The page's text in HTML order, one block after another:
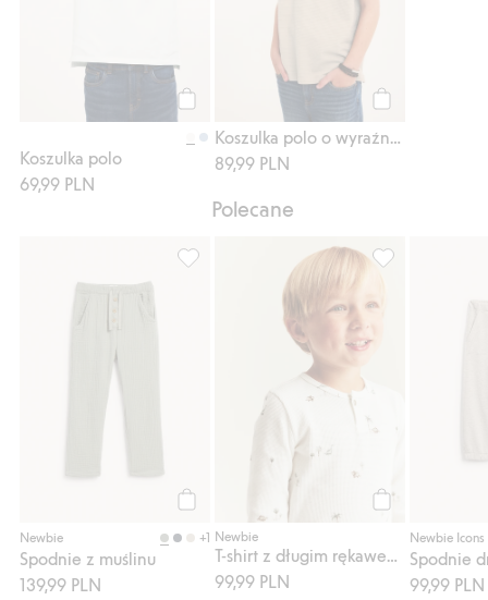
Kup
Koszulka polo
69,99 PLN
89,99 PLN
Polecane
Newbie +1
Spodnie z muślinu
139,99 PLN
Spodnie z muślinu, Dodaj do listy
Newbie
99,99 PLN
Newbie Icons
Spodnie
99,99 PLN